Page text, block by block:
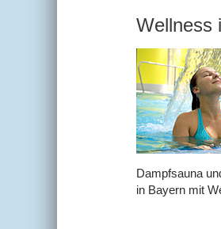
Wellness
Dampfsauna
in Bayern mit